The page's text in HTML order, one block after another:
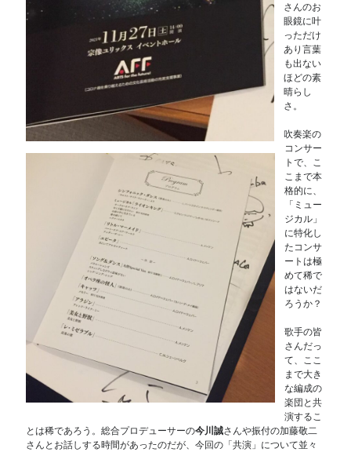
さんのお
眼鏡に叶
っただけ
あり言葉
も出ない
ほどの素
晴らし
さ。
吹奏楽の
コンサー
トで、こ
こまで本
格的に、
「ミュー
ジカル」
に特化し
たコンサ
ートは極
めて稀で
はないだ
ろうか？
歌手の皆
さんだっ
て、ここ
まで大き
な編成の
楽団と共
演するこ
とは稀であろう。総合プロデューサーの今川誠さんや振付の加藤敬二
さんとお話しする時間があったのだが、今回の「共演」について並々